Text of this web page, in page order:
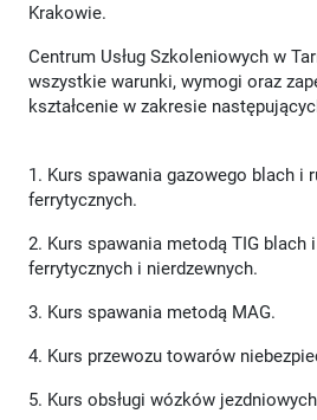
Krakowie.
Centrum Usług Szkoleniowych w
wszystkie warunki, wymogi oraz
kształcenie w zakresie
1. Kurs spawania gazowego blach i
ferrytycznych.
2. Kurs spawania metodą TIG blach
ferrytycznych i nierdzewnych.
3. Kurs spawania metodą MAG.
4. Kurs przewozu towarów
5. Kurs obsługi wózków